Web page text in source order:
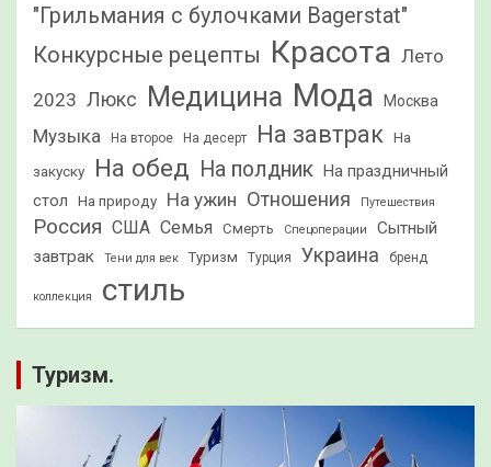
"Грильмания с булочками Bagerstat"
Конкурсные рецепты Красота Лето
2023 Люкс Медицина Мода Москва
Музыка На второе На десерт На завтрак На
закуску На обед На полдник На праздничный
стол
На природу На ужин Отношения Путешествия
Россия США Семья Смерть Спецоперации
Сытный
завтрак
Тени для век Туризм Турция Украина бренд
коллекция стиль
Туризм.